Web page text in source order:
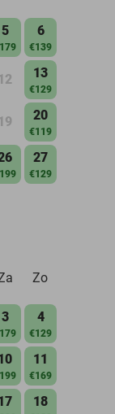
5 6
€139
12 13
€129
19 20
€119
27
€129
Zo
3 4
€129
11
€169
18